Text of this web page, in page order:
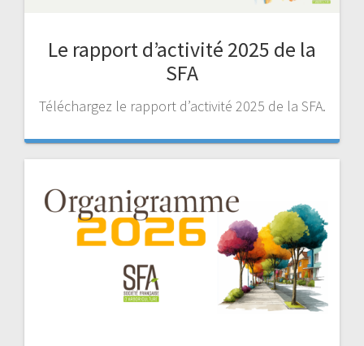
Le rapport d’activité 2025 de la
SFA
Téléchargez le rapport d’activité 2025 de la SFA.